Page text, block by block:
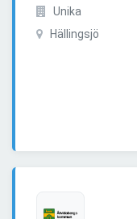
Unika
Hällingsjö